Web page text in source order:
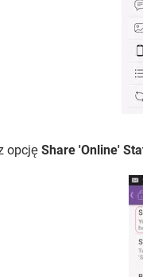
opcję Share 'Online'